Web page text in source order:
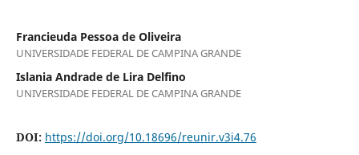
Francieuda Pessoa de Oliveira
UNIVERSIDADE FEDERAL DE CAMPINA GRANDE
Islania Andrade de Lira Delfino
UNIVERSIDADE FEDERAL DE CAMPINA GRANDE
DOI: https://doi.org/10.18696/reunir.v3i4.76